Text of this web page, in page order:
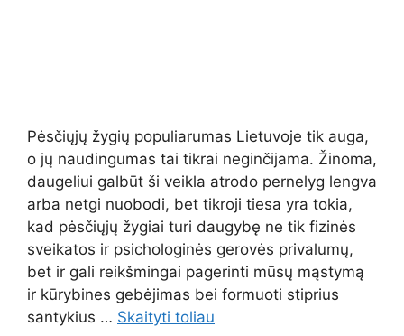
Pėsčiųjų žygių populiarumas Lietuvoje tik auga,
o jų naudingumas tai tikrai neginčijama. Žinoma,
daugeliui galbūt ši veikla atrodo pernelyg lengva
arba netgi nuobodi, bet tikroji tiesa yra tokia,
kad pėsčiųjų žygiai turi daugybę ne tik fizinės
sveikatos ir psichologinės gerovės privalumų,
bet ir gali reikšmingai pagerinti mūsų mąstymą
ir kūrybines gebėjimas bei formuoti stiprius
santykius … Skaityti toliau